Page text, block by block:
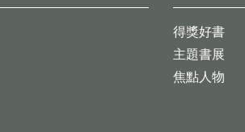
得獎好書
主題書展
焦點人物